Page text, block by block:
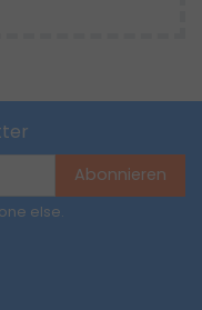
Abonnieren
else.